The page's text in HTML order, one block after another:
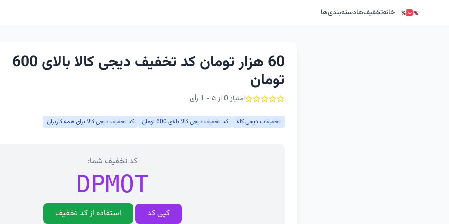
خانهتخفیف‌هادسته‌بندی‌ها
60 هزار تومان کد تخفیف دیجی کالا بالای 600
تومان
امتیاز 0 از ۵ - 1 رأی
تخفیفات دیجی کالا کد تخفیف دیجی کالا بالای 600 تومان کد تخفیف دیجی کالا برای همه کاربران
کد تخفیف شما:
DPMOT
کپی کد استفاده از کد تخفیف